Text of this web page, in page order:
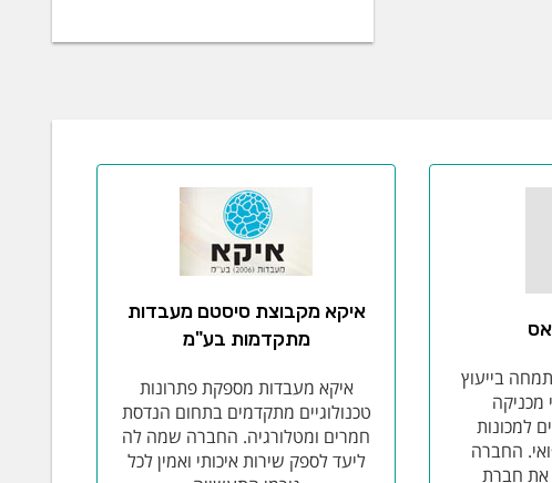
בייעוץ
מכניקה
למכונות
החברה
את חברת
איקא מקבוצת סיסטם מעבדות
מתקדמות בע"מ
איקא מעבדות מספקת פתרונות
טכנולוגיים מתקדמים בתחום הנדסת
חמרים ומטלורגיה. החברה שמה לה
ליעד לספק שירות איכותי ואמין לכל